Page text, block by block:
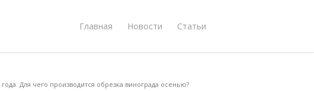
Главная Новости Статьи
Для чего производится обрезка винограда осенью?